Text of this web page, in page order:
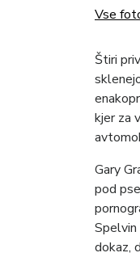
Vse
Štiri
kjer za
Gary
pod
Spelvin
dokaz,